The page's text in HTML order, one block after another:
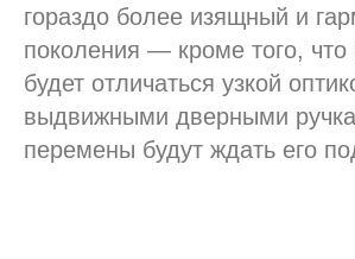
гораздо более изящный и
поколения — кроме того, что
будет отличаться узкой
выдвижными дверными
перемены будут ждать его